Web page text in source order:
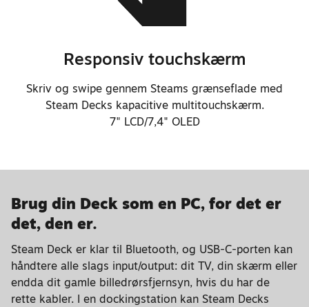
Responsiv touchskærm
Skriv og swipe gennem Steams grænseflade med
Steam Decks kapacitive multitouchskærm.
7" LCD/7,4" OLED
Brug din Deck som en PC, for det er
det, den er.
Steam Deck er klar til Bluetooth, og USB-C-porten kan
håndtere alle slags input/output: dit TV, din skærm eller
endda dit gamle billedrørsfjernsyn, hvis du har de
rette kabler. I en dockingstation kan Steam Decks